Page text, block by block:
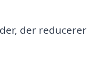
der reducerer